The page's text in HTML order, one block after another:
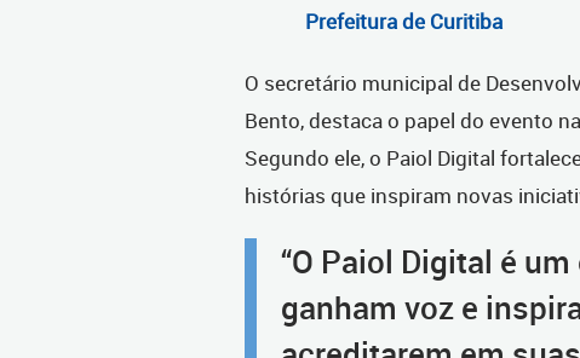
Prefeitura de Curitiba
O secretário municipal de
Bento, destaca o papel do evento
Segundo ele, o Paiol Digital
histórias que inspiram novas
“O Paiol Digital é
ganham voz e